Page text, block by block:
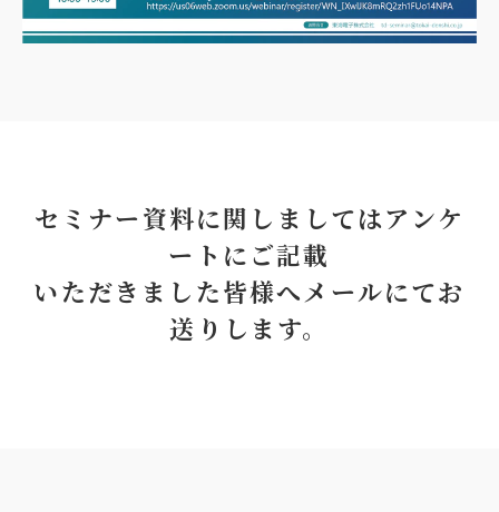
セミナー資料に関しましてはアンケ
ートにご記載
いただきました皆様へメールにてお
送りします。